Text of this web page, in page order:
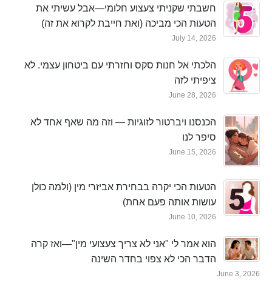
חשבתי שקניתי צעצוע חלומי—אבל עשיתי את
הטעות הכי מביכה (ואת חייבת לקרוא את זה)
July 14, 2026
הלכתי אל חנות סקס וחזרתי עם ביטחון עצמי. לא
ציפיתי לזה
June 28, 2026
הכנסנו ויברטור לזוגיות — וזה מה שאף אחד לא
סיפר לנו
June 15, 2026
הטעות הכי יקרה בבחירת אביזרי מין (ולמה כולן
עושות אותה פעם אחת)
June 10, 2026
הוא אמר לי "אני לא צריך צעצועי מין"—ואז קרה
הדבר הכי לא צפוי בחדר השינה
June 3, 2026